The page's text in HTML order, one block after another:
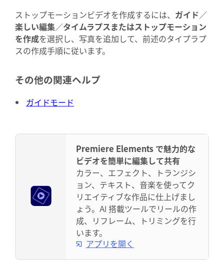
ストップモーションビデオを作成するには、 ガイド／
楽しい編集／タイムラプスまたはストップモーション
を作成を選択し、写真を追加して、前述のタイプラプ
スの作成手順に従います。
その他の関連ヘルプ
ガイドモード
Premiere Elements で魅力的な
ビデオを簡単に編集して共有
カラー、エフェクト、トランジシ
ョン、テキスト、音楽を使ってク
リエイティブな作品に仕上げまし
ょう。AI 搭載ツールでリールの作
成、リフレーム、トリミングを行
います。
アプリを開く